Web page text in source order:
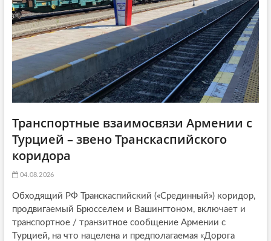
o
n
Транспортные взаимосвязи Армении с
Турцией – звено Транскаспийского
коридора
04.08.2026
Обходящий РФ Транскаспийский («Срединный») коридор,
продвигаемый Брюсселем и Вашингтоном, включает и
транспортное / транзитное сообщение Армении с
Турцией, на что нацелена и предполагаемая «Дорога